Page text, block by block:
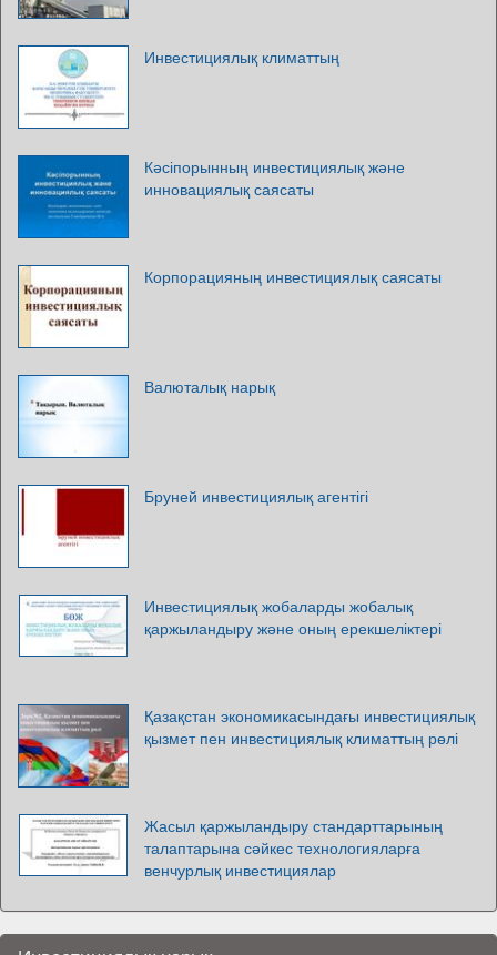
Инвестициялық климаттың
Кәсіпорынның инвестициялық және
инновациялық саясаты
Корпорацияның инвестициялық саясаты
Валюталық нарық
Бруней инвестициялық агентігі
Инвестициялық жобаларды жобалық
қаржыландыру және оның ерекшеліктері
Қазақстан экономикасындағы инвестициялық
қызмет пен инвестициялық климаттың рөлі
Жасыл қаржыландыру стандарттарының
талаптарына сәйкес технологияларға
венчурлық инвестициялар